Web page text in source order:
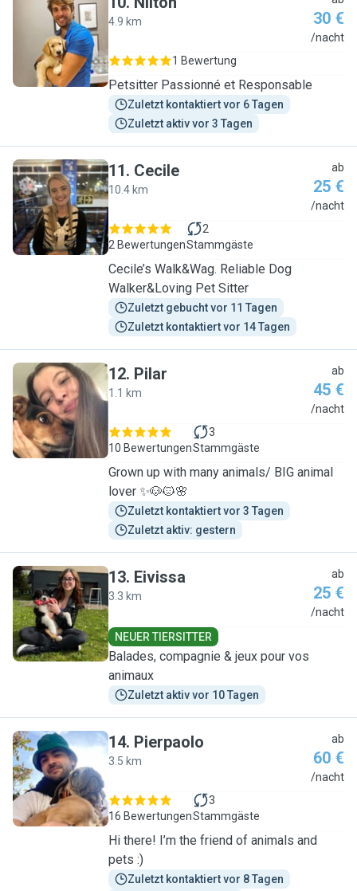
N
4.9 km 30 €
/nacht
1 Bewertung
Petsitter Passionné et Responsable
Zuletzt kontaktiert vor 6 Tagen
Zuletzt aktiv vor 3 Tagen
C
11. Cecile
10.4 km
ab
25 €
/nacht
2 Bewertungen
2
Stammgäste
Cecile’s Walk&Wag. Reliable Dog
Walker&Loving Pet Sitter
Zuletzt gebucht vor 11 Tagen
Zuletzt kontaktiert vor 14 Tagen
P
12. Pilar
1.1 km
ab
45 €
/nacht
10 Bewertungen
3
Stammgäste
Grown up with many animals/ BIG animal
lover ✨🐶🐱🌸
Zuletzt kontaktiert vor 3 Tagen
Zuletzt aktiv: gestern
E
13. Eivissa
3.3 km
ab
25 €
/nacht
NEUER TIERSITTER
Balades, compagnie & jeux pour vos
animaux
Zuletzt aktiv vor 10 Tagen
P
14. Pierpaolo
3.5 km
ab
60 €
/nacht
16 Bewertungen
3
Stammgäste
Hi there! I’m the friend of animals and
pets :)
Zuletzt kontaktiert vor 8 Tagen